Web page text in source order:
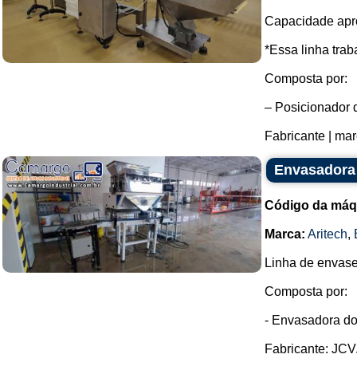
Capacidade
*Essa linha
Composta por:
– Posicionador
Fabricante |
Código da
Marca: Aritech,
Linha de
Composta por:
- Envasadora
Fabricante: